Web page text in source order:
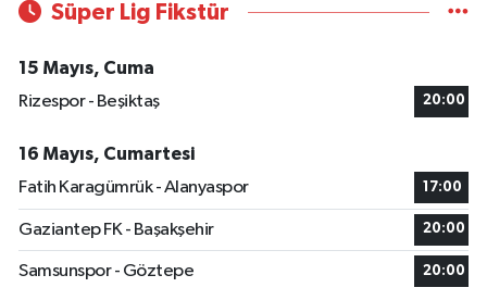
Süper Lig Fikstür
15 Mayıs, Cuma
Rizespor - Beşiktaş
20:00
16 Mayıs, Cumartesi
Fatih Karagümrük - Alanyaspor
17:00
Gaziantep FK - Başakşehir 20:00
Samsunspor - Göztepe 20:00